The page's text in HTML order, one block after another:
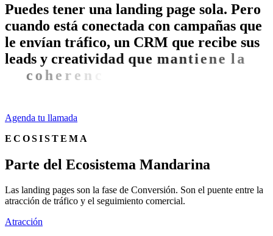
Puedes tener una landing page sola. Pero
cuando está conectada con campañas que
le envían tráfico, un CRM que recibe sus
leads y creatividad que mantiene la
heren c ia v is
Agenda tu llamada
ECOSISTEMA
Parte del Ecosistema Mandarina
Las landing pages son la fase de Conversión. Son el puente entre la
atracción de tráfico y el seguimiento comercial.
Atracción